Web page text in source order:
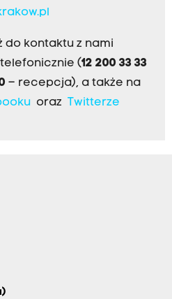
do kontaktu z nami
telefonicznie (12 200 33 33
– recepcja), a także na
oraz Twitterze